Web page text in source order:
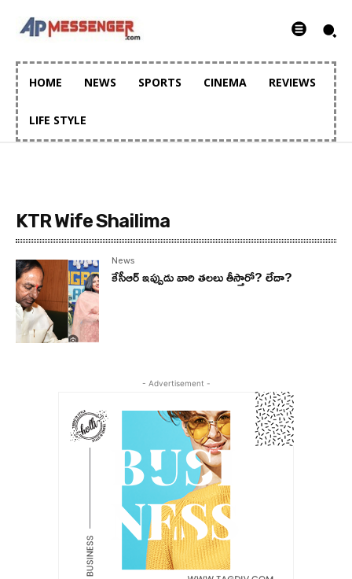
HOME NEWS SPORTS CINEMA REVIEWS
LIFE STYLE
KTR Wife Shailima
News
కేసీఆర్‌ ఇప్పుడు వారి తలలు తీస్తారో? లేదా?
- Advertisement -